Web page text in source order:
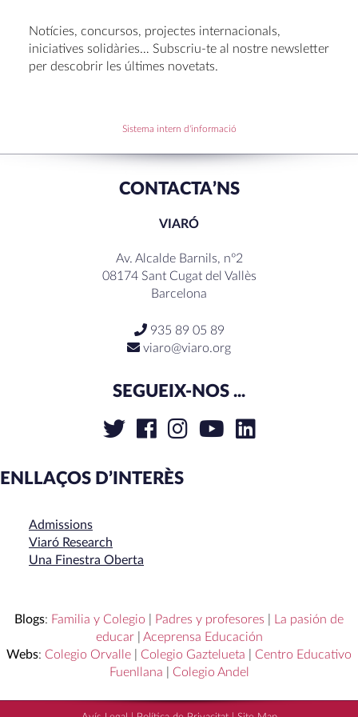
Oficis de Setmana Santa 2025
Premi al Pessebre d’Infantil 2024
RECENT COMMENTS
Notícies, concursos, projectes internacionals,
iniciatives solidàries… Subscriu-te al nostre newsletter
per descobrir les últimes novetats.
Sistema intern d'informació
CONTACTA’NS
VIARÓ
Av. Alcalde Barnils, nº2
08174 Sant Cugat del Vallès
Barcelona
935 89 05 89
viaro@viaro.org
SEGUEIX-NOS ...
ENLLAÇOS D’INTERÈS
Admissions
Viaró Research
Una Finestra Oberta
Blogs: Familia y Colegio Padres y profesores
La pasión de
educar| Aceprensa Educación
Webs: Colegio Orvalle Colegio Gaztelueta
Centro Educativo
Fuenllana
Colegio Andel